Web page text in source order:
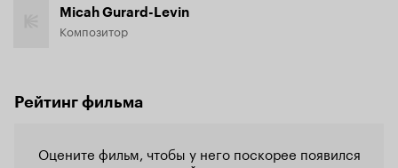
Micah Gurard-Levin
Композитор
Рейтинг фильма
Оцените фильм, чтобы у него поскорее появился